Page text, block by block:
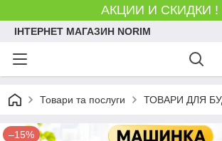
АКЦИИ И СКИДКИ !
ІНТЕРНЕТ МАГАЗИН NORIM
Товари та послуги ТОВАРИ ДЛЯ
–15%